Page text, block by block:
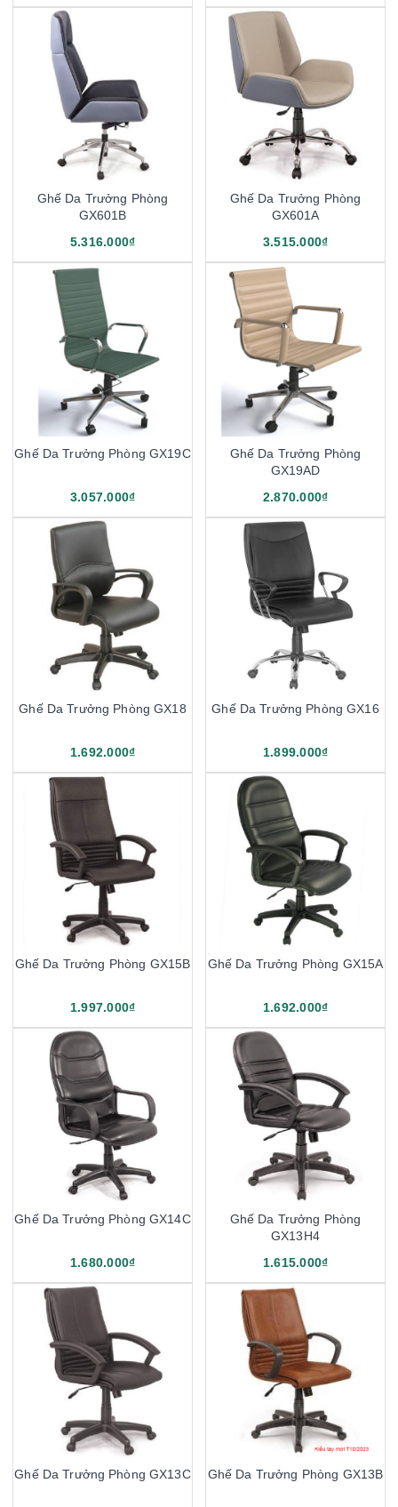
Ghế Da Trưởng Phòng
GX601B
5.316.000₫
Ghế Da Trưởng Phòng
GX601A
3.515.000₫
Ghế Da Trưởng Phòng GX19C
3.057.000₫
Ghế Da Trưởng Phòng
GX19AD
2.870.000₫
Ghế Da Trưởng Phòng GX18
1.692.000₫
Ghế Da Trưởng Phòng GX16
1.899.000₫
Ghế Da Trưởng Phòng GX15B
1.997.000₫
Ghế Da Trưởng Phòng GX15A
1.692.000₫
Ghế Da Trưởng Phòng GX14C
1.680.000₫
Ghế Da Trưởng Phòng
GX13H4
1.615.000₫
Ghế Da Trưởng Phòng GX13C Ghế Da Trưởng Phòng GX13B